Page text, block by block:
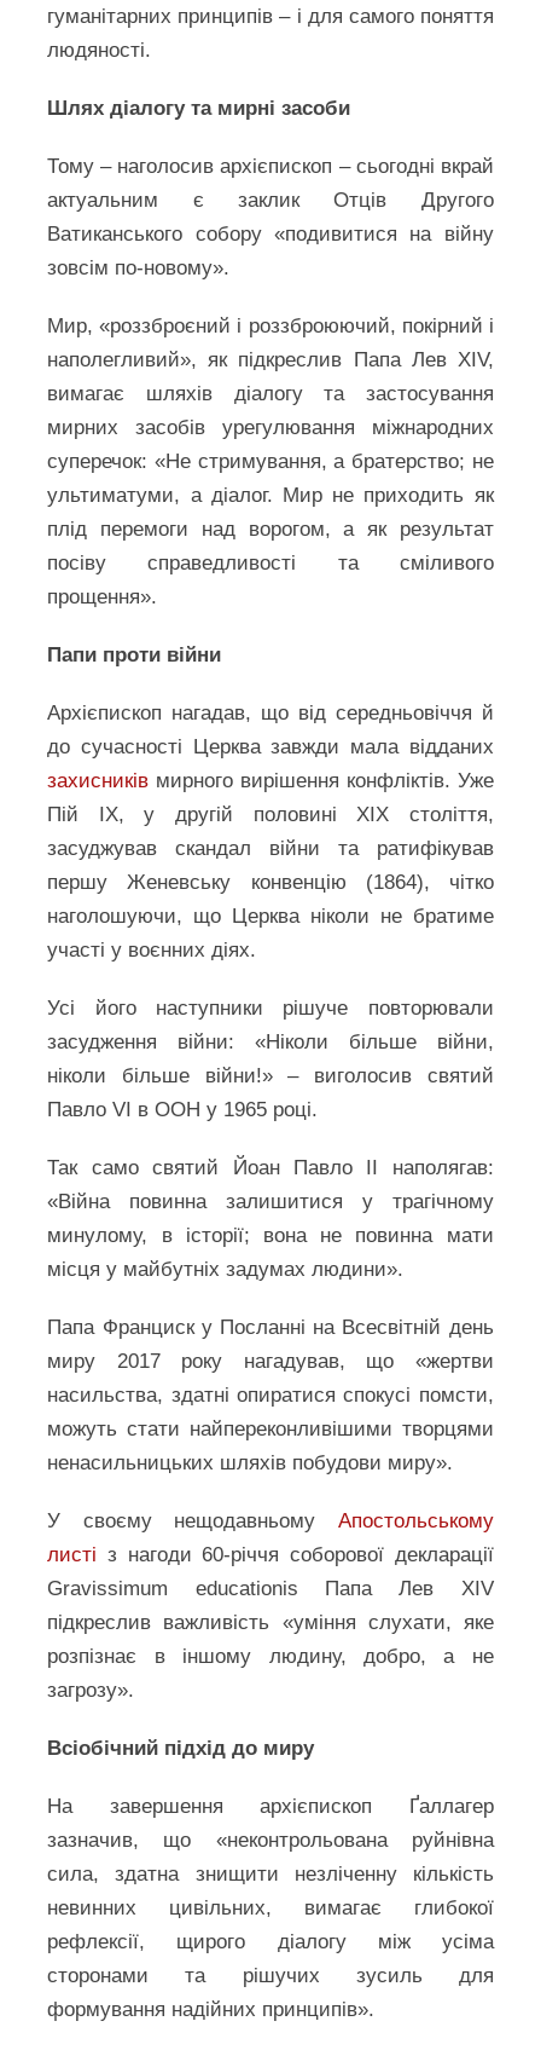
гуманітарних принципів – і для самого поняття
людяності.
Шлях діалогу та мирні засоби
Тому – наголосив архієпископ – сьогодні вкрай
актуальним є заклик Отців Другого
Ватиканського собору «подивитися на війну
зовсім по-новому».
Мир, «роззброєний і роззброюючий, покірний і
наполегливий», як підкреслив Папа Лев XIV,
вимагає шляхів діалогу та застосування
мирних засобів урегулювання міжнародних
суперечок: «Не стримування, а братерство; не
ультиматуми, а діалог. Мир не приходить як
плід перемоги над ворогом, а як результат
посіву справедливості та сміливого
прощення».
Папи проти війни
Архієпископ нагадав, що від середньовіччя й
до сучасності Церква завжди мала відданих
захисників мирного вирішення конфліктів. Уже
Пій IX, у другій половині XIX століття,
засуджував скандал війни та ратифікував
першу Женевську конвенцію (1864), чітко
наголошуючи, що Церква ніколи не братиме
участі у воєнних діях.
Усі його наступники рішуче повторювали
засудження війни: «Ніколи більше війни,
ніколи більше війни!» – виголосив святий
Павло VI в ООН у 1965 році.
Так само святий Йоан Павло ІІ наполягав:
«Війна повинна залишитися у трагічному
минулому, в історії; вона не повинна мати
місця у майбутніх задумах людини».
Папа Франциск у Посланні на Всесвітній день
миру 2017 року нагадував, що «жертви
насильства, здатні опиратися спокусі помсти,
можуть стати найпереконливішими творцями
ненасильницьких шляхів побудови миру».
У своєму нещодавньому Апостольському
листі з нагоди 60-річчя соборової декларації
Gravissimum educationis Папа Лев XIV
підкреслив важливість «уміння слухати, яке
розпізнає в іншому людину, добро, а не
загрозу».
Всіобічний підхід до миру
На завершення архієпископ Ґаллагер
зазначив, що «неконтрольована руйнівна
сила, здатна знищити незліченну кількість
невинних цивільних, вимагає глибокої
рефлексії, щирого діалогу між усіма
сторонами та рішучих зусиль для
формування надійних принципів».